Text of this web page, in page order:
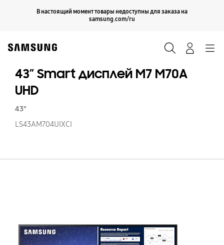
В настоящий момент товары недоступны для заказа на
samsung.com/ru
Продолжить
43″ Smart дисплей М7 M70A
UHD
43"
LS43AM704UIXCI